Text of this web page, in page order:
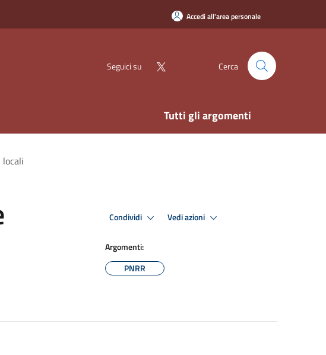
Accedi all'area personale
Seguici su Cerca
Tutti gli argomenti
Condividi Vedi azioni
Argomenti:
PNRR